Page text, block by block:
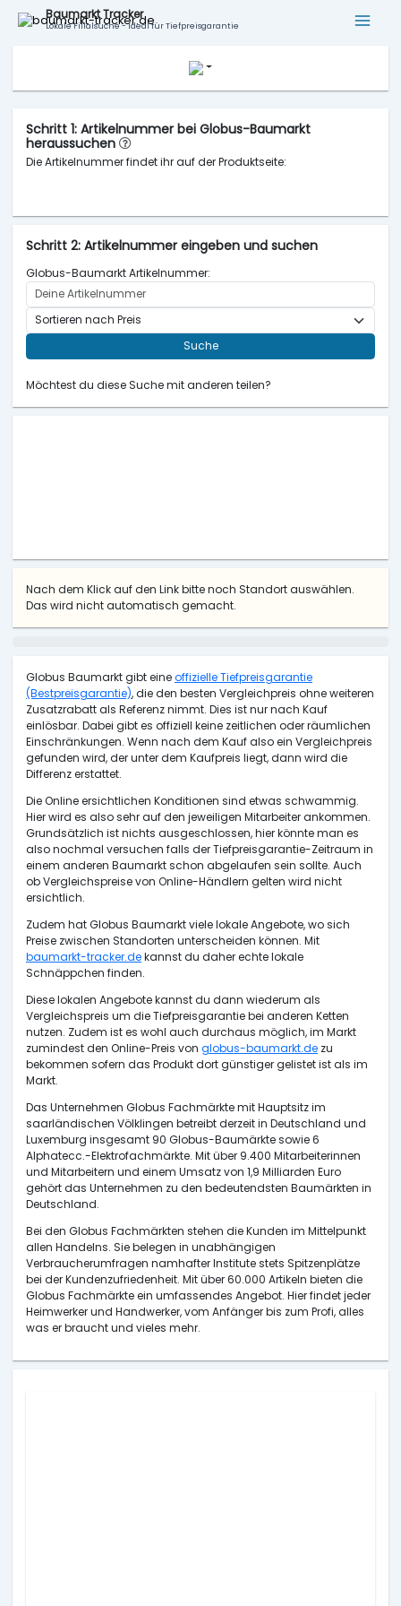
Baumarkt Tracker
Lokale Filialsuche - ideal für Tiefpreisgarantie
Schritt 1: Artikelnummer bei Globus-Baumarkt
heraussuchen
Die Artikelnummer findet ihr auf der Produktseite:
Schritt 2: Artikelnummer eingeben und suchen
Globus-Baumarkt Artikelnummer:
Suche
Möchtest du diese Suche mit anderen teilen?
Nach dem Klick auf den Link bitte noch Standort auswählen.
Das wird nicht automatisch gemacht.
Globus Baumarkt gibt eineoffizielle Tiefpreisgarantie
(Bestpreisgarantie), die den besten Vergleichpreis ohne weiteren
Zusatzrabatt als Referenz nimmt. Dies ist nur nach Kauf
einlösbar. Dabei gibt es offiziell keine zeitlichen oder räumlichen
Einschränkungen. Wenn nach dem Kauf also ein Vergleichpreis
gefunden wird, der unter dem Kaufpreis liegt, dann wird die
Differenz erstattet.
Die Online ersichtlichen Konditionen sind etwas schwammig.
Hier wird es also sehr auf den jeweiligen Mitarbeiter ankommen.
Grundsätzlich ist nichts ausgeschlossen, hier könnte man es
also nochmal versuchen falls der Tiefpreisgarantie-Zeitraum in
einem anderen Baumarkt schon abgelaufen sein sollte. Auch
ob Vergleichspreise von Online-Händlern gelten wird nicht
ersichtlich.
Zudem hat Globus Baumarkt viele lokale Angebote, wo sich
Preise zwischen Standorten unterscheiden können. Mit
baumarkt-tracker.dekannst du daher echte lokale
Schnäppchen finden.
Diese lokalen Angebote kannst du dann wiederum als
Vergleichspreis um die Tiefpreisgarantie bei anderen Ketten
nutzen. Zudem ist es wohl auch durchaus möglich, im Markt
zumindest den Online-Preis von globus-baumarkt.de zu
bekommen sofern das Produkt dort günstiger gelistet ist als im
Markt.
Das Unternehmen Globus Fachmärkte mit Hauptsitz im
saarländischen Völklingen betreibt derzeit in Deutschland und
Luxemburg insgesamt 90 Globus-Baumärkte sowie 6
Alphatecc.-Elektrofachmärkte. Mit über 9.400 Mitarbeiterinnen
und Mitarbeitern und einem Umsatz von 1,9 Milliarden Euro
gehört das Unternehmen zu den bedeutendsten Baumärkten in
Deutschland.
Bei den Globus Fachmärkten stehen die Kunden im Mittelpunkt
allen Handelns. Sie belegen in unabhängigen
Verbraucherumfragen namhafter Institute stets Spitzenplätze
bei der Kundenzufriedenheit. Mit über 60.000 Artikeln bieten die
Globus Fachmärkte ein umfassendes Angebot. Hier findet jeder
Heimwerker und Handwerker, vom Anfänger bis zum Profi, alles
was er braucht und vieles mehr.